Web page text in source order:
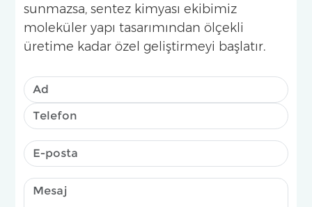
sunmazsa, sentez kimyası ekibimiz
moleküler yapı tasarımından ölçekli
üretime kadar özel geliştirmeyi başlatır.